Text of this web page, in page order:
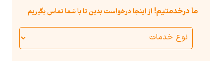
ما درخدمتیم! از اینجا درخواست بدین تا با شما تماس بگیریم